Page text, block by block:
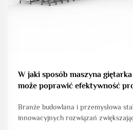
W jaki sposób maszyna
może poprawić efektywność
Branże budowlana i przemysłowa
innowacyjnych rozwiązań